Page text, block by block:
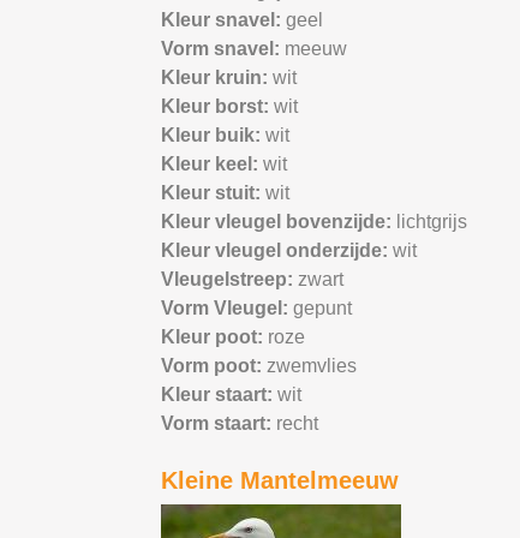
Kleur snavel:geel
Vorm snavel: meeuw
Kleur kruin:wit
Kleur borst:wit
Kleur buik:wit
Kleur keel:wit
Kleur stuit:wit
Kleur vleugel bovenzijde: lichtgrijs
Kleur vleugel onderzijde:wit
Vleugelstreep: zwart
Vorm Vleugel:gepunt
Kleur poot: roze
Vorm poot: zwemvlies
Kleur staart:wit
Vorm staart: recht
Kleine Mantelmeeuw